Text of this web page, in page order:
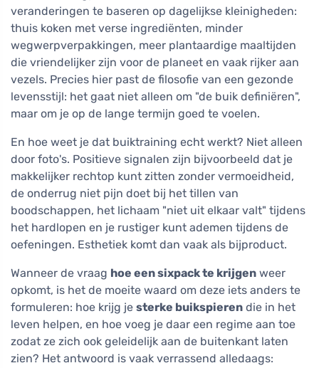
veranderingen te baseren op dagelijkse kleinigheden:
thuis koken met verse ingrediënten, minder
wegwerpverpakkingen, meer plantaardige maaltijden
die vriendelijker zijn voor de planeet en vaak rijker aan
vezels. Precies hier past de filosofie van een gezonde
levensstijl: het gaat niet alleen om "de buik definiëren",
maar om je op de lange termijn goed te voelen.
En hoe weet je dat buiktraining echt werkt? Niet alleen
door foto's. Positieve signalen zijn bijvoorbeeld dat je
makkelijker rechtop kunt zitten zonder vermoeidheid,
de onderrug niet pijn doet bij het tillen van
boodschappen, het lichaam "niet uit elkaar valt" tijdens
het hardlopen en je rustiger kunt ademen tijdens de
oefeningen. Esthetiek komt dan vaak als bijproduct.
Wanneer de vraag hoe een sixpack te krijgen weer
opkomt, is het de moeite waard om deze iets anders te
formuleren: hoe krijg je sterke buikspieren die in het
leven helpen, en hoe voeg je daar een regime aan toe
zodat ze zich ook geleidelijk aan de buitenkant laten
zien? Het antwoord is vaak verrassend alledaags: